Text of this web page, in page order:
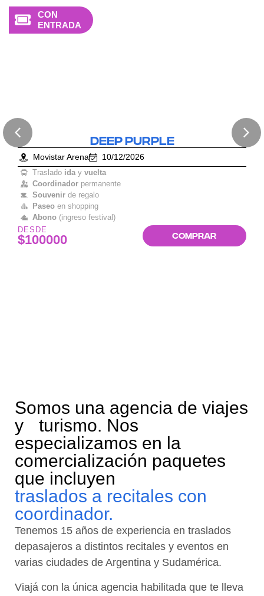
CON
ENTRADA
DEEP PURPLE
Movistar Arena 10/12/2026
Traslado iday vuelta
Coordinador permanente
Souvenir de regalo
Paseo en shopping
Abono (ingreso festival)
DESDE
$100000 COMPRAR
Somos una agencia de viajes
y turismo. Nos
especializamos en la
comercialización paquetes
que incluyen
traslados a recitales con
coordinador.
Tenemos 15 años de experiencia en traslados
depasajeros a distintos recitales y eventos en
varias ciudades de Argentina y Sudamérica.
Viajá con la única agencia habilitada que te lleva